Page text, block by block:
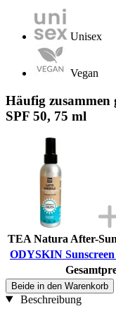
Unisex
Vegan
Häufig
SPF 50, 75 ml
TEA Natura After-
ODYSKIN Sunscreen
Beide in den Warenkorb
Beschreibung